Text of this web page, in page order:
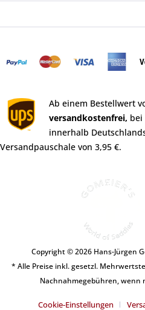
Ab einem Bestellwert
versandkostenfrei, bei
innerhalb
Versandpauschale von 3,95 €.
Copyright © 2026 Hans-Jürgen
* Alle Preise inkl. gesetzl.
Nachnahmegebühren, wenn
Cookie-Einstellungen